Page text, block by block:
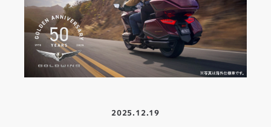
2025.12.19